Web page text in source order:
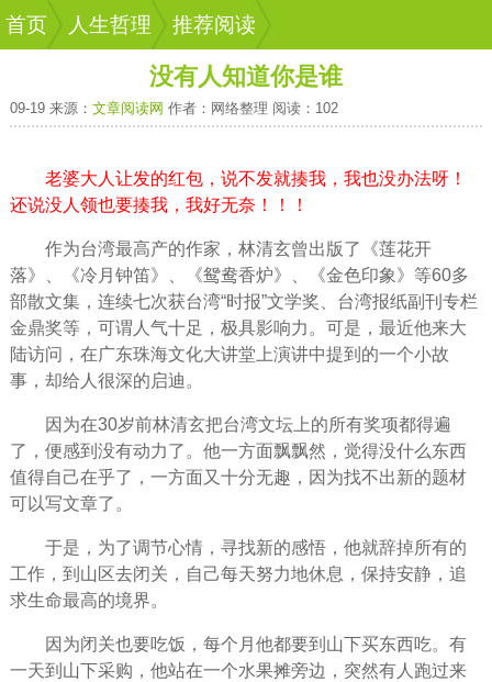
首页 人生哲理 推荐阅读
没有人知道你是谁
09-19 来源： 文章阅读网 作者：网络整理 阅读：102
老婆大人让发的红包，说不发就揍我，我也没办法呀！
还说没人领也要揍我，我好无奈！！！
作为台湾最高产的作家，林清玄曾出版了《莲花开
落》、《冷月钟笛》、《鸳鸯香炉》、《金色印象》等60多
部散文集，连续七次获台湾“时报”文学奖、台湾报纸副刊专栏
金鼎奖等，可谓人气十足，极具影响力。可是，最近他来大
陆访问，在广东珠海文化大讲堂上演讲中提到的一个小故
事，却给人很深的启迪。
因为在30岁前林清玄把台湾文坛上的所有奖项都得遍
了，便感到没有动力了。他一方面飘飘然，觉得没什么东西
值得自己在乎了，一方面又十分无趣，因为找不出新的题材
可以写文章了。
于是，为了调节心情，寻找新的感悟，他就辞掉所有的
工作，到山区去闭关，自己每天努力地休息，保持安静， 追
求生命最高的境界。
因为闭关也要吃饭，每个月他都要到山下买东西吃。有
一天到山下采购，他站在一个水果摊旁边，突然有人跑过来